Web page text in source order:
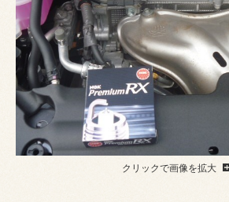
クリックで画像を拡大